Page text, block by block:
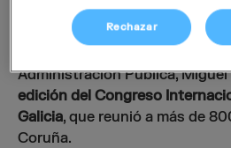
criptomonedas y que está
como las finanzas, la salud y
Administración Pública,
edición del Congreso
Galicia, que reunió a más de
Coruña.
Rechazar